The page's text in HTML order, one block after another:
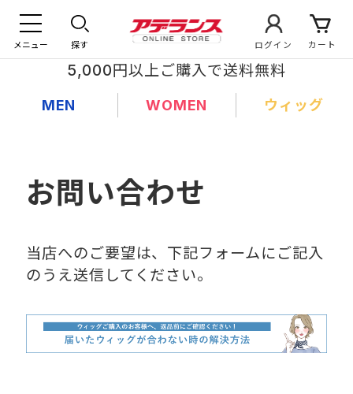
メニュー 探す ログイン カート
5,000円以上ご購入で送料無料
MEN WOMEN ウィッグ
お問い合わせ
当店へのご要望は、下記フォームにご記入
のうえ送信してください。